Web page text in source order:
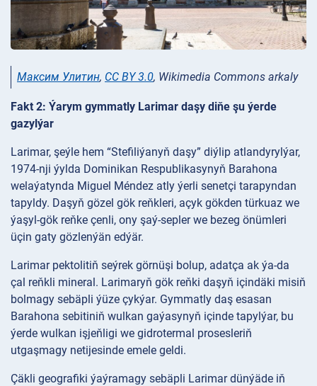
Максим Улитин, CC BY 3.0, Wikimedia Commons arkaly
Fakt 2: Ýarym gymmatly Larimar daşy diňe şu ýerde
gazylýar
Larimar, şeýle hem “Stefiliýanyň daşy” diýlip atlandyrylýar,
1974-nji ýylda Dominikan Respublikasynyň Barahona
welaýatynda Miguel Méndez atly ýerli senetçi tarapyndan
tapyldy. Daşyň gözel gök reňkleri, açyk gökden türkuaz we
ýaşyl-gök reňke çenli, ony şaý-sepler we bezeg önümleri
üçin gaty gözlenýän edýär.
Larimar pektolitiň seýrek görnüşi bolup, adatça ak ýa-da
çal reňkli mineral. Larimaryň gök reňki daşyň içindäki misiň
bolmagy sebäpli ýüze çykýar. Gymmatly daş esasan
Barahona sebitiniň wulkan gaýasynyň içinde tapylýar, bu
ýerde wulkan işjeňligi we gidrotermal prosesleriň
utgaşmagy netijesinde emele geldi.
Çäkli geografiki ýaýramagy sebäpli Larimar dünýäde iň